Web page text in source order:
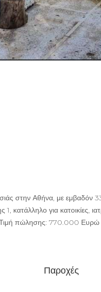
στην Αθήνα, με εμβαδόν
κατάλληλο για κατοικίες,
Τιμή πώλησης: 770.000 Ευρώ
Παροχές